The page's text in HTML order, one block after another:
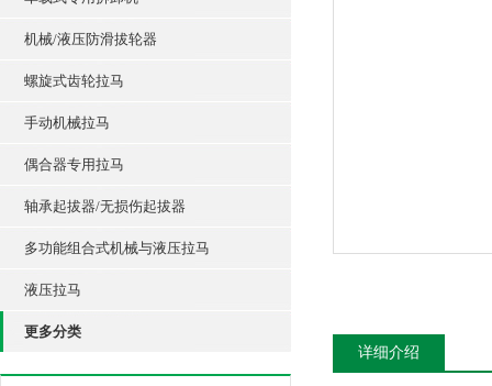
机械/液压防滑拔轮器
螺旋式齿轮拉马
手动机械拉马
偶合器专用拉马
轴承起拔器/无损伤起拔器
多功能组合式机械与液压拉马
液压拉马
更多分类
详细介绍